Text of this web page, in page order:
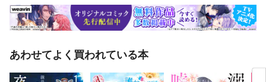
あわせてよく買われている本